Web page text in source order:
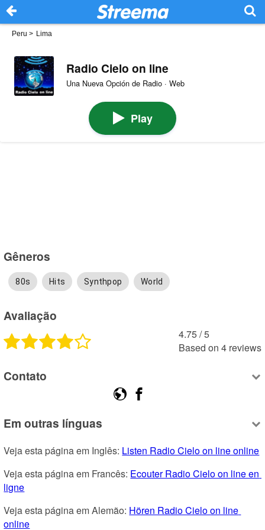
Peru > Lima
Radio Cielo on line
Una Nueva Opción de Radio · Web
Play
Gêneros
80s Hits Synthpop World
Avaliação
4.75 /5
Based on 4 reviews
Contato
Em outras línguas
Veja esta página em Inglês: Listen Radio Cielo on line online
Veja esta página em Francês: Ecouter Radio Cielo on line en
ligne
Veja esta página em Alemão: Hören Radio Cielo on line
online